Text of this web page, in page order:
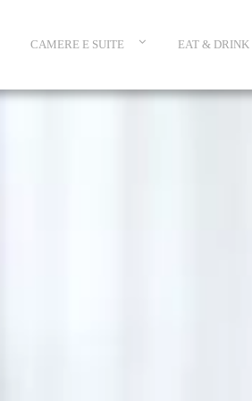
CAMERE E SUITE EAT & DRINK